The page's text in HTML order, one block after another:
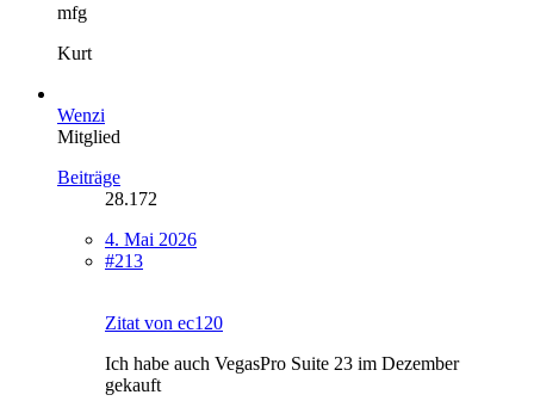
mfg
Kurt
Wenzi
Mitglied
Beiträge
28.172
4. Mai 2026
#213
Zitat von ec120
Ich habe auch VegasPro Suite 23 im Dezember
gekauft